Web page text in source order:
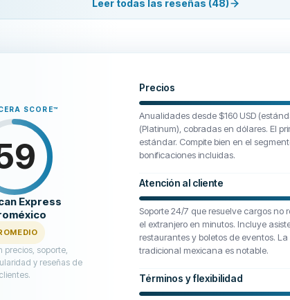
one of the many competing cards eager to treat reliable customers with
to value a customer of 25+ years, they shouldn’t be surprised
Leer todas las reseñas (48)
SCORE™
Express
precios, soporte,
y reseñas de
clientes.
Precios
Anualidades desde $160 USD
(Platinum), cobradas en dólares. El
estándar. Compite bien en el
bonificaciones incluidas.
Atención al cliente
Soporte 24/7 que resuelve cargos no
el extranjero en minutos. Incluye
restaurantes y boletos de eventos.
tradicional mexicana es notable.
Términos y flexibilidad